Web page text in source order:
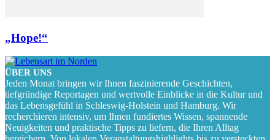
„Hope!“
ÜBER UNS
Jeden Monat bringen wir Ihnen faszinierende Geschichten,
tiefgründige Reportagen und wertvolle Einblicke in die Kultur und
das Lebensgefühl in Schleswig-Holstein und Hamburg. Wir
recherchieren intensiv, um Ihnen fundiertes Wissen, spannende
Neuigkeiten und praktische Tipps zu liefern, die Ihren Alltag